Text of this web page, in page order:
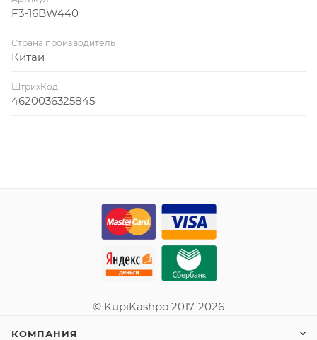
F3-16BW440
Страна производитель
Китай
ШтрихКод
4620036325845
© KupiKashpo 2017-2026
КОМПАНИЯ